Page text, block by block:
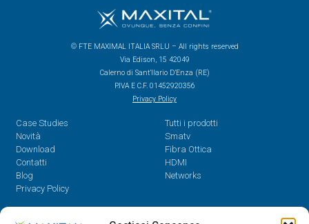
© FTE MAXIMAL ITALIA SRLU – All rights reserved
Via Edison, 15 42049
Calerno di Sant’Ilario D’Enza (RE)
P.IVA E C.F. 01452920356
Privacy Policy
Case Studies
Novità
Download
Contatti
Blog
Privacy Policy
Tutti i prodotti
Smatv
Fibra Ottica
HDMI
Networks